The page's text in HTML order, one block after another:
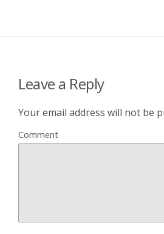
Leave a Reply
Your email address will not be
Comment